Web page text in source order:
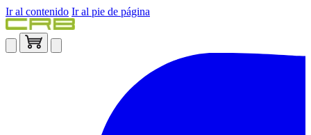
Ir al contenido Ir al pie de página